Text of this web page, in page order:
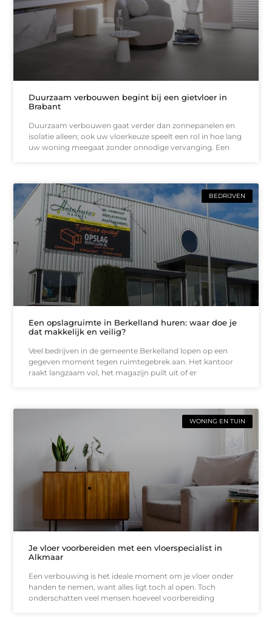
Duurzaam verbouwen begint bij een gietvloer in
Brabant
Duurzaam verbouwen gaat verder dan zonnepanelen en
isolatie alleen; ook uw vloerkeuze speelt een rol in hoe lang
uw woning meegaat zonder onnodige vervanging. Een
BEDRIJVEN
Een opslagruimte in Berkelland huren: waar doe je
dat makkelijk en veilig?
Veel bedrijven in de gemeente Berkelland lopen op een
gegeven moment tegen ruimtegebrek aan. Het kantoor
raakt langzaam vol, het magazijn puilt uit of er
WONING EN TUIN
Je vloer voorbereiden met een vloerspecialist in
Alkmaar
Een verbouwing is het ideale moment om je vloer onder
handen te nemen, want alles ligt toch al open. Toch
onderschatten veel mensen hoeveel voorbereiding